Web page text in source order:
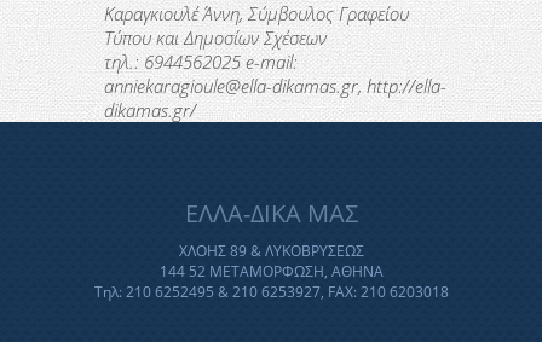
Καραγκιουλέ Άννη, Σύμβουλος Γραφείου
Τύπου και Δημοσίων Σχέσεων
τηλ.: 6944562025 e-mail:
anniekaragioule@ella-dikamas.gr, http://ella-
dikamas.gr/
ΕΛΛΑ-ΔΙΚΑ ΜΑΣ
ΧΛΟΗΣ 89 & ΛΥΚΟΒΡΥΣΕΩΣ
144 52 ΜΕΤΑΜΟΡΦΩΣΗ, ΑΘΗΝΑ
Τηλ: 210 6252495 & 210 6253927, FAX: 210 6203018